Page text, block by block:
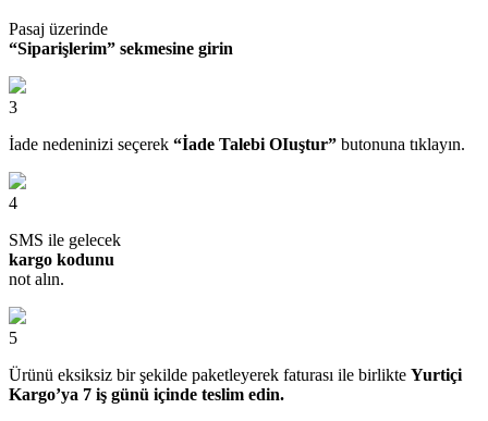
Pasaj üzerinde
“Siparişlerim” sekmesine girin
3
İade nedeninizi seçerek “İade Talebi OIuştur” butonuna tıklayın.
4
SMS ile gelecek
kargo kodunu
not alın.
5
Ürünü eksiksiz bir şekilde paketleyerek faturası ile birlikte Yurtiçi
Kargo’ya 7 iş günü içinde teslim edin.